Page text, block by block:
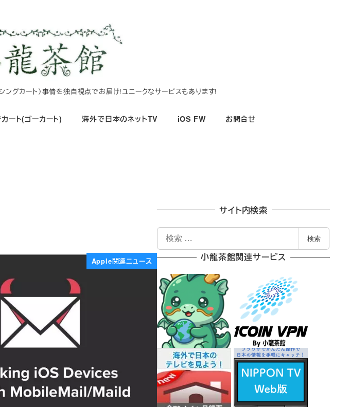
グカート）事情を独自視点でお届け!ユニークなサービスもあります!
ート(ゴーカート) 海外で日本のネットTV iOS FW お問合せ
Apple関連ニュース
サイト内検索
索
検索
小龍茶館関連サービス